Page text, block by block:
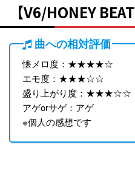
【V6/HONEY
曲への相対評価
懐メロ度：★★★★☆
エモ度：★★★☆☆
盛り上がり度：★★★☆☆
アゲorサゲ：アゲ
※個人の感想です